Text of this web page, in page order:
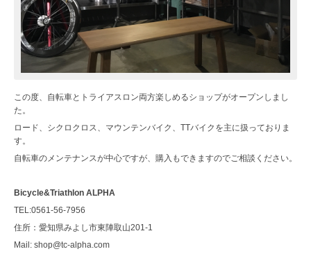
この度、自転車とトライアスロン両方楽しめるショップがオープンしまし
た。
ロード、シクロクロス、マウンテンバイク、TTバイクを主に扱っておりま
す。
自転車のメンテナンスが中心ですが、購入もできますのでご相談ください。
Bicycle&Triathlon ALPHA
TEL:0561-56-7956
住所：愛知県みよし市東陣取山201-1
Mail: shop@tc-alpha.com